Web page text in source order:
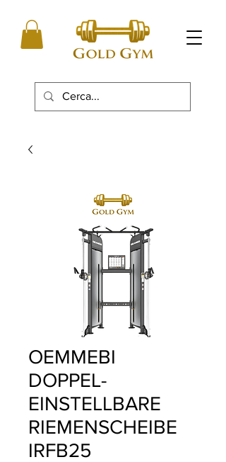
OEMMEBI
DOPPEL-
EINSTELLBARE
RIEMENSCHEIBE
IRFB25